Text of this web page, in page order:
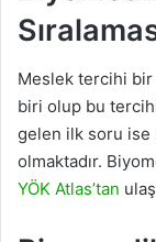
Meslek tercihi bir
biri olup bu tercihi
gelen ilk soru ise
olmaktadır.
YÖK Atlas’tan